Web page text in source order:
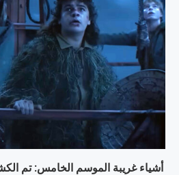
أشياء غريبة الموسم الخامس: تم